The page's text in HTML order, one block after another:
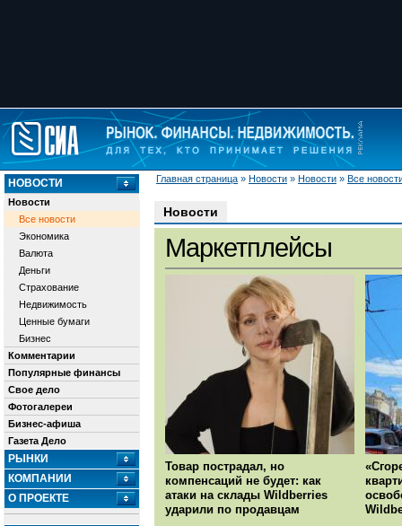
Главная страница » Новости » Новости » Все
НОВОСТИ
Новости
Все новости
Экономика
Валюта
Деньги
Страхование
Недвижимость
Ценные бумаги
Бизнес
Комментарии
Популярные финансы
Свое дело
Фотогалереи
Бизнес-афиша
Газета Дело
РЫНКИ
КОМПАНИИ
О ПРОЕКТЕ
Новости
Маркетплейсы
Товар пострадал, но
компенсаций не будет: как
атаки на склады Wildberries
ударили по продавцам